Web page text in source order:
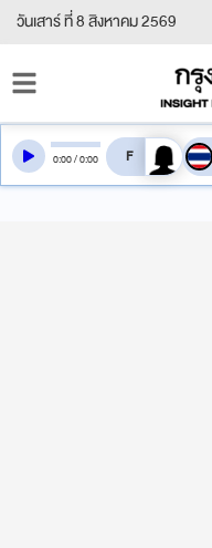
วันเสาร์ ที่ 8 สิงหาคม 2569
0:00/0:00 สลับเสียงอ่าน